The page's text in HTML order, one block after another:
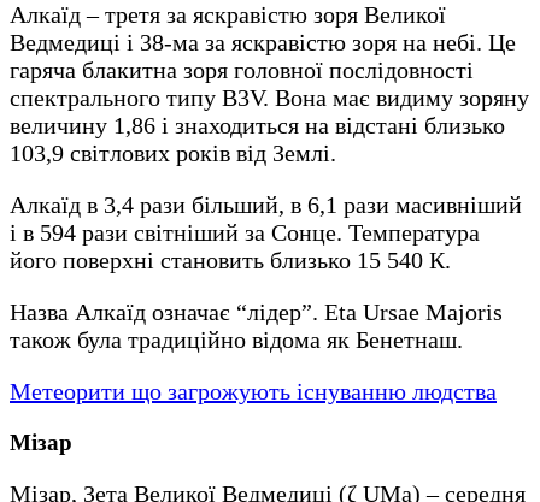
Алкаїд – третя за яскравістю зоря Великої
Ведмедиці і 38-ма за яскравістю зоря на небі. Це
гаряча блакитна зоря головної послідовності
спектрального типу B3V. Вона має видиму зоряну
величину 1,86 і знаходиться на відстані близько
103,9 світлових років від Землі.
Алкаїд в 3,4 рази більший, в 6,1 рази масивніший
і в 594 рази світніший за Сонце. Температура
його поверхні становить близько 15 540 К.
Назва Алкаїд означає “лідер”. Eta Ursae Majoris
також була традиційно відома як Бенетнаш.
Метеорити що загрожують існуванню людства
Мізар
Мізар, Зета Великої Ведмедиці (ζ UMa) – середня